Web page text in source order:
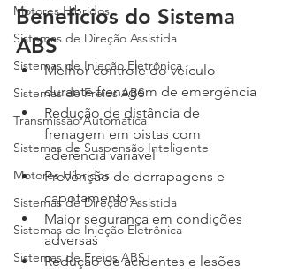
Motores Híbridos
Sistemas de Direção Assistida
Sistemas de Injeção Eletrônica
Sistemas de Freios ABS
Transmissão Automática
Sistemas de Suspensão Inteligente
Motores Híbridos
Sistemas de Direção Assistida
Sistemas de Injeção Eletrônica
Sistemas de Freios ABS
Benefícios do Sistema
ABS
Melhor controle do veículo
durante frenagem de emergência
Redução de distância de
frenagem em pistas com
aderência variável
Prevenção de derrapagens e
capotamentos
Maior segurança em condições
adversas
Redução de acidentes e lesões